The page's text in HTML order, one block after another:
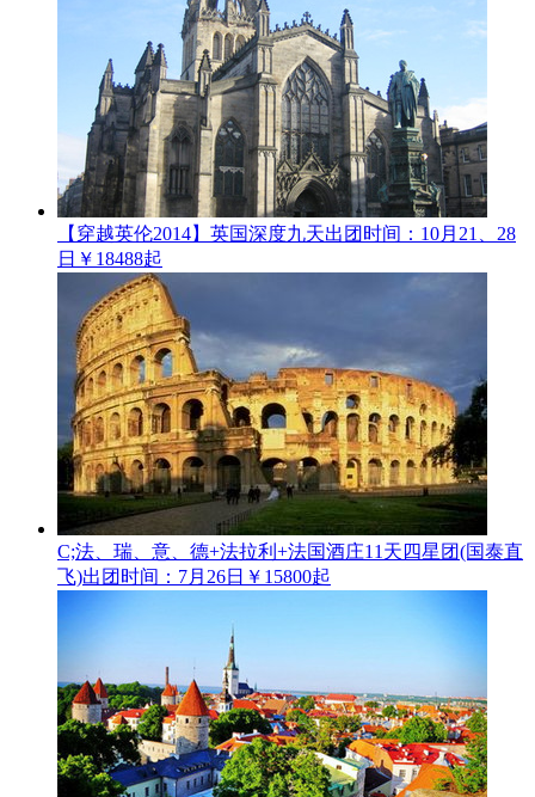
【穿越英伦2014】英国深度九天出团时间：10月21、28
日 ￥18488起
C;法、瑞、意、德+法拉利+法国酒庄11天四星团(国泰直
飞)出团时间：7月26日 ￥15800起